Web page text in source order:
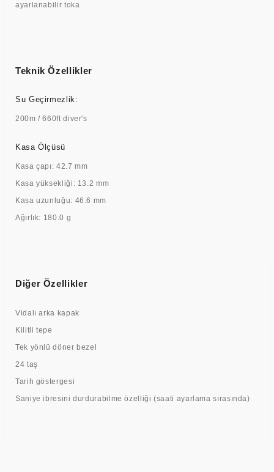
ayarlanabilir toka
Teknik Özellikler
Su Geçirmezlik:
200m / 660ft diver's
Kasa Ölçüsü
Kasa çapı: 42.7 mm
Kasa yüksekliği: 13.2 mm
Kasa uzunluğu: 46.6 mm
Ağırlık: 180.0 g
Diğer Özellikler
Vidalı arka kapak
Kilitli tepe
Tek yönlü döner bezel
24 taş
Tarih göstergesi
Saniye ibresini durdurabilme özelliği (saati ayarlama sırasında)